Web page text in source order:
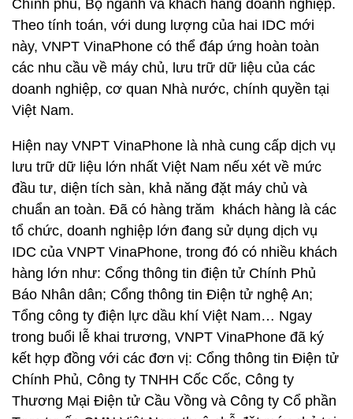
Chính phủ, Bộ ngành và khách hàng doanh nghiệp.
Theo tính toán, với dung lượng của hai IDC mới
này, VNPT VinaPhone có thể đáp ứng hoàn toàn
các nhu cầu về máy chủ, lưu trữ dữ liệu của các
doanh nghiệp, cơ quan Nhà nước, chính quyền tại
Việt Nam.
Hiện nay VNPT VinaPhone là nhà cung cấp dịch vụ
lưu trữ dữ liệu lớn nhất Việt Nam nếu xét về mức
đầu tư, diện tích sàn, khả năng đặt máy chủ và
chuẩn an toàn. Đã có hàng trăm khách hàng là các
tổ chức, doanh nghiệp lớn đang sử dụng dịch vụ
IDC của VNPT VinaPhone, trong đó có nhiều khách
hàng lớn như: Cổng thông tin điện tử Chính Phủ
Báo Nhân dân; Cổng thông tin Điện tử nghệ An;
Tổng công ty điện lực dầu khí Việt Nam… Ngay
trong buổi lễ khai trương, VNPT VinaPhone đã ký
kết hợp đồng với các đơn vị: Cổng thông tin Điện tử
Chính Phủ, Công ty TNHH Cốc Cốc, Công ty
Thương Mại Điện tử Cầu Vồng và Công ty Cổ phần